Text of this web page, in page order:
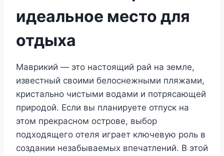
идеальное место для
отдыха
Маврикий — это настоящий рай на земле,
известный своими белоснежными пляжами,
кристально чистыми водами и потрясающей
природой. Если вы планируете отпуск на
этом прекрасном острове, выбор
подходящего отеля играет ключевую роль в
создании незабываемых впечатлений. В этой